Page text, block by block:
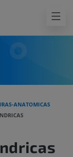
ANATOMICAS